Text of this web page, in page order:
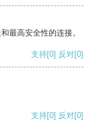
最高安全性的连接。
支持[0] 反对[0]
支持[0] 反对[0]